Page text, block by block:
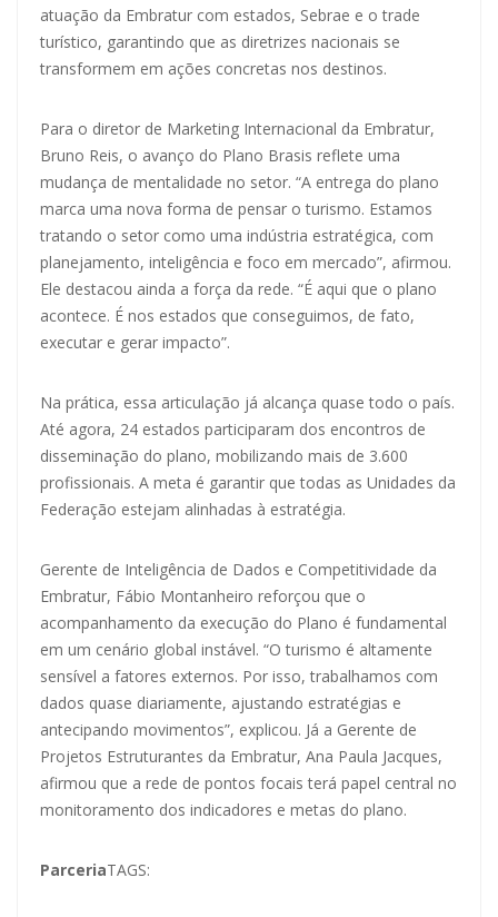
atuação da Embratur com estados, Sebrae e o trade
turístico, garantindo que as diretrizes nacionais se
transformem em ações concretas nos destinos.
Para o diretor de Marketing Internacional da Embratur,
Bruno Reis, o avanço do Plano Brasis reflete uma
mudança de mentalidade no setor. “A entrega do plano
marca uma nova forma de pensar o turismo. Estamos
tratando o setor como uma indústria estratégica, com
planejamento, inteligência e foco em mercado”, afirmou.
Ele destacou ainda a força da rede. “É aqui que o plano
acontece. É nos estados que conseguimos, de fato,
executar e gerar impacto”.
Na prática, essa articulação já alcança quase todo o país.
Até agora, 24 estados participaram dos encontros de
disseminação do plano, mobilizando mais de 3.600
profissionais. A meta é garantir que todas as Unidades da
Federação estejam alinhadas à estratégia.
Gerente de Inteligência de Dados e Competitividade da
Embratur, Fábio Montanheiro reforçou que o
acompanhamento da execução do Plano é fundamental
em um cenário global instável. “O turismo é altamente
sensível a fatores externos. Por isso, trabalhamos com
dados quase diariamente, ajustando estratégias e
antecipando movimentos”, explicou. Já a Gerente de
Projetos Estruturantes da Embratur, Ana Paula Jacques,
afirmou que a rede de pontos focais terá papel central no
monitoramento dos indicadores e metas do plano.
ParceriaTAGS: